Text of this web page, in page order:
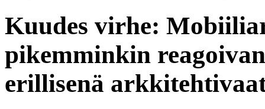
Kuudes virhe:
pikemminkin
erillisenä